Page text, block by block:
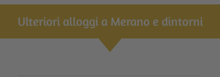
Ulteriori alloggi a Merano e dintorni